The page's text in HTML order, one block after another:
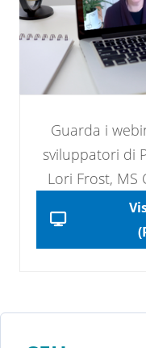
Guarda i
sviluppatori di
Lori Frost, MS